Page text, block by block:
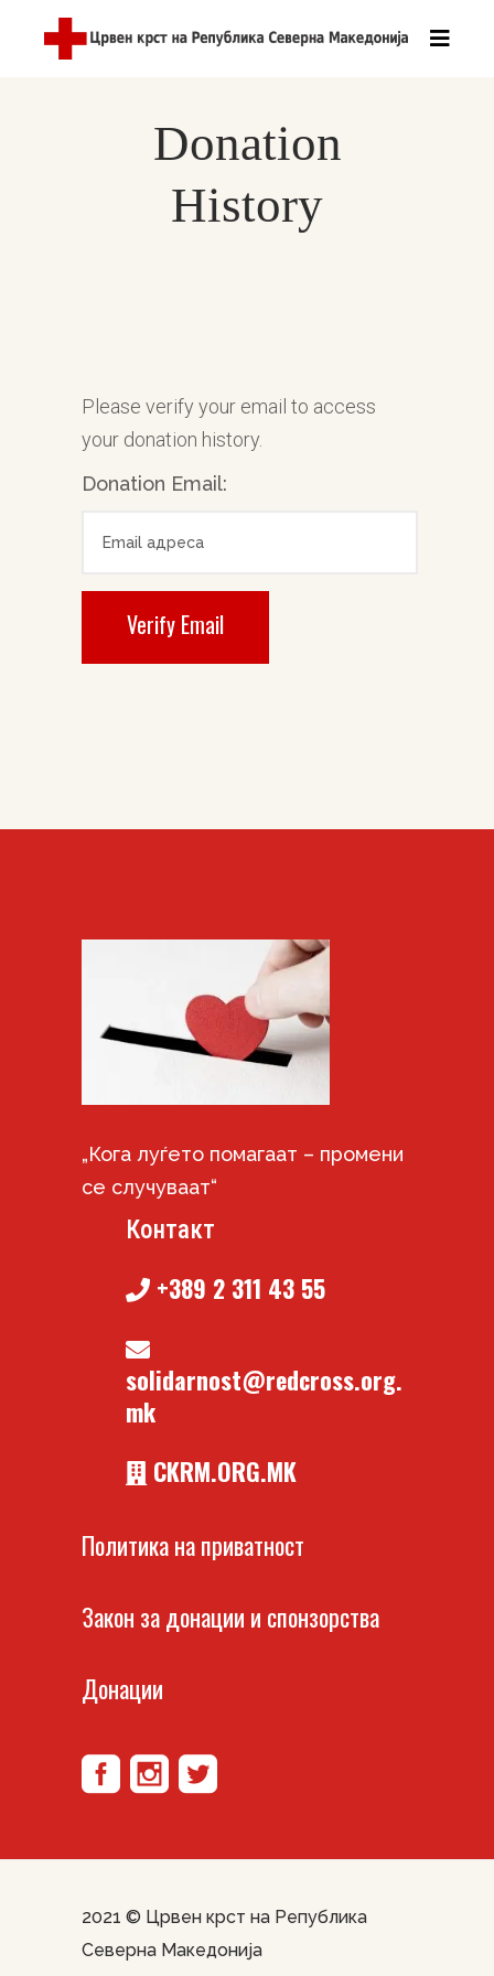
Donation
History
Please verify your email to access
your donation history.
Donation Email:
„Кога луѓето помагаат – промени
се случуваат“
Контакт
+389 2 311 43 55
solidarnost@redcross.org.
mk
CKRM.ORG.MK
Политика на приватност
Закон за донации и спонзорства
Донации
2021 © Црвен крст на Република
Северна Македонија